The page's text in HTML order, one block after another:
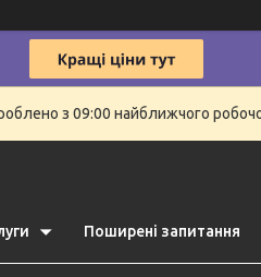
з 09:00 найближчого
Поширені запитання